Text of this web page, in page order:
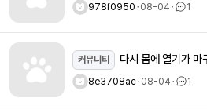
978f0950ㆍ08-04ㆍ 1
커뮤니티 다시 몸에 열기가 마
8e3708acㆍ08-04ㆍ 1